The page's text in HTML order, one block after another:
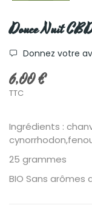
Douce Nuit
Donnez votre
6,00 €
TTC
Ingrédients :
25 grammes
BIO Sans